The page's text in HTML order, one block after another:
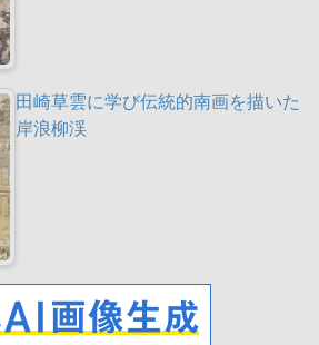
田崎草雲に学び伝統的南画を描いた
岸浪柳渓